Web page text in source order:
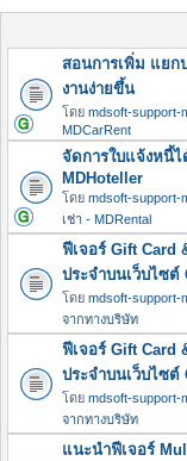
สอนการเพิ่ม แยก
งานง่ายขึ้น
โดย mdsoft-support-
MDCarRent
จัดการใบแจ้งหนี้ไ
MDHoteller
โดย mdsoft-support-
เช่า - MDRental
ฟีเจอร์ Gift Card
ประจำบนเว็บไซต์
โดย mdsoft-support-
จากทางบริษัท
ฟีเจอร์ Gift Card
ประจำบนเว็บไซต์
โดย mdsoft-support-
จากทางบริษัท
แนะนำฟีเจอร์